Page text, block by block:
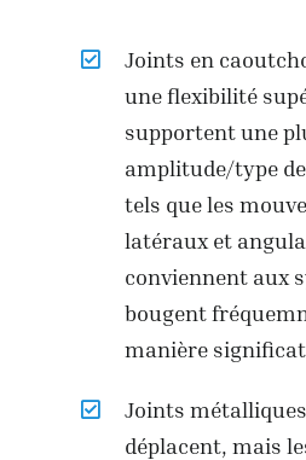
Joints en
une flexibilité
supportent une
amplitude/type
tels que les
latéraux et
conviennent aux
bougent
manière
Joints
déplacent, mais